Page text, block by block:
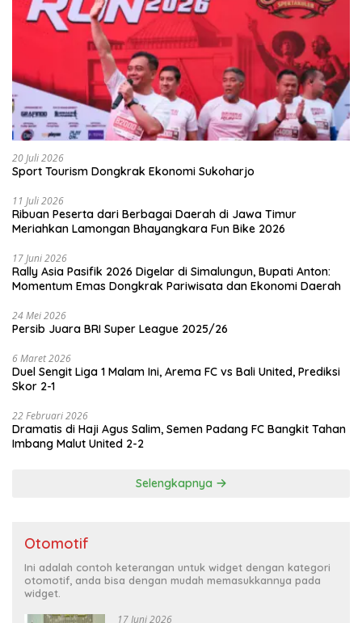
20 Juli 2026
Sport Tourism Dongkrak Ekonomi Sukoharjo
11 Juli 2026
Ribuan Peserta dari Berbagai Daerah di Jawa Timur
Meriahkan Lamongan Bhayangkara Fun Bike 2026
17 Juni 2026
Rally Asia Pasifik 2026 Digelar di Simalungun, Bupati Anton:
Momentum Emas Dongkrak Pariwisata dan Ekonomi Daerah
24 Mei 2026
Persib Juara BRI Super League 2025/26
6 Maret 2026
Duel Sengit Liga 1 Malam Ini, Arema FC vs Bali United, Prediksi
Skor 2-1
22 Februari 2026
Dramatis di Haji Agus Salim, Semen Padang FC Bangkit Tahan
Imbang Malut United 2-2
Selengkapnya
Otomotif
Ini adalah contoh keterangan untuk widget dengan kategori
otomotif, anda bisa dengan mudah memasukkannya pada
widget.
17 Juni 2026